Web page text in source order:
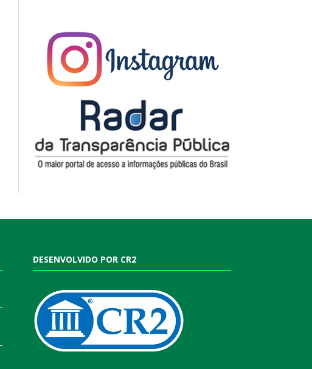
DESENVOLVIDO POR CR2